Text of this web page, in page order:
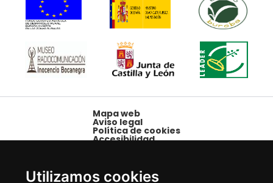
Utilizamos cookies
Mapa web
Aviso legal
Política de cookies
Accesibilidad
09250 Belorado,